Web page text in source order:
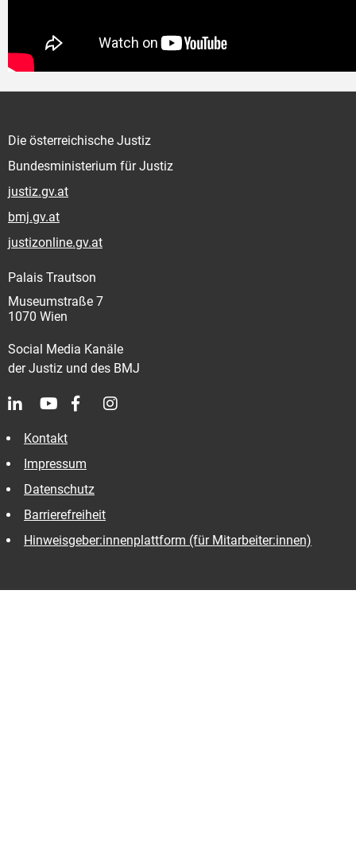
Die österreichische Justiz
Bundesministerium für Justiz
justiz.gv.at
bmj.gv.at
justizonline.gv.at
Palais Trautson
Museumstraße 7
1070 Wien
Social Media Kanäle
der Justiz und des BMJ
Kontakt
Impressum
Datenschutz
Barrierefreiheit
Hinweisgeber:innenplattform (für Mitarbeiter:innen)